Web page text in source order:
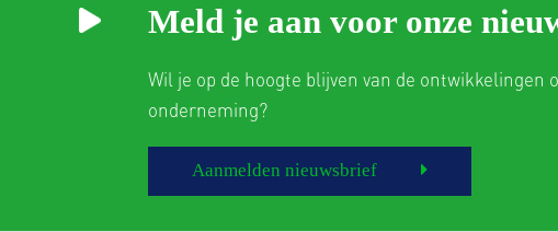
Meld je aan voor onze
Wil je op de hoogte blijven van de ontwikkelingen
onderneming?
Aanmelden nieuwsbrief